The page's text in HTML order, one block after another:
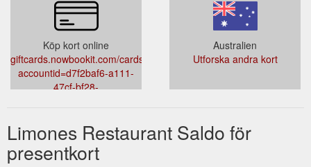
Köp kort online
giftcards.nowbookit.com/cards?
accountid=d7f2baf6-a111-
47cf-bf28-
Australien
Utforska andra kort
Limones Restaurant Saldo för
presentkort